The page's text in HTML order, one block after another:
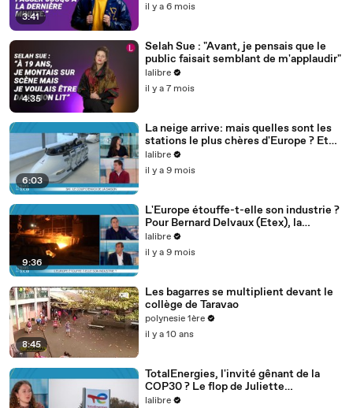
3:41
il y a 6 mois
4:35
Selah Sue : "Avant, je pensais que le
public faisait semblant de m'applaudir"
lalibre
il y a 7 mois
6:03
La neige arrive: mais quelles sont les
stations le plus chères d'Europe ? Et
les moins chères ? La sélection de
Thibaut
lalibre
il y a 9 mois
9:36
L'Europe étouffe-t-elle son industrie ?
Pour Bernard Delvaux (Etex), la
situation est critique - Les Pros de
l'Eco
lalibre
il y a 9 mois
8:45
Les bagarres se multiplient devant le
collège de Taravao
polynesie 1ère
il y a 10 ans
TotalEnergies, l'invité gênant de la
COP30 ? Le flop de Juliette
Vandestraete
lalibre